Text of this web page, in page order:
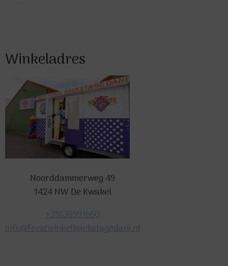
Winkeladres
Noorddammerweg 49
1424 NW De Kwakel
+31638991660
info@feestwinkelbackstagedani.nl